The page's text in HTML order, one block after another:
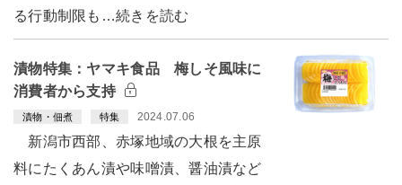
る行動制限も…続きを読む
漬物特集：ヤマキ食品 梅しそ風味に
消費者から支持
漬物・佃煮 特集 2024.07.06
新潟市西部、赤塚地域の大根を主原
料にたくあん漬や味噌漬、醤油漬など